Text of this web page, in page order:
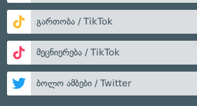
გართობა / TikTok
მეცნიერება / TikTok
ბოლო ამბები / Twitter